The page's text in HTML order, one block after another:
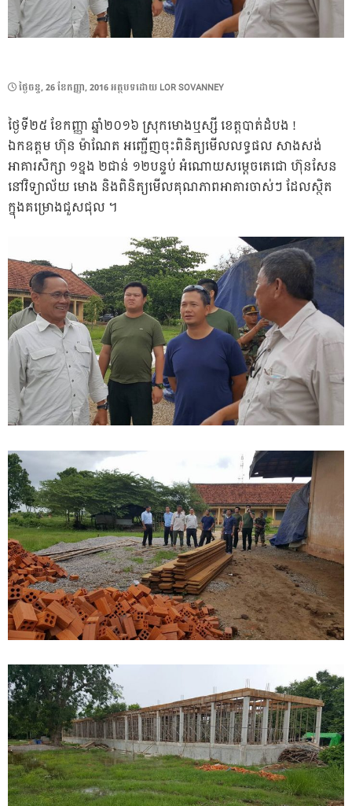
POSTED
ថ្ងៃ​ចន្ទ, 26 ខែ​កញ្ញា, 2016អត្ថបទដោយ LOR SOVANNEY
ថ្ងៃទី២៥ ខែកញ្ញា ឆ្នាំ២០១៦ ស្រុកមោងឬស្សី ខេត្តបាត់ដំបង !
ឯកឧត្តម ហ៊ុន ម៉ាណែត អញ្ជើញចុះពិនិត្យមើលលទ្ធផល សាងសង់
អាគារសិក្សា ១ខ្នង ២ជាន់ ១២បន្ទប់ អំណោយសម្តេចតេជោ ហ៊ុនសែន
នៅវិទ្យាល័យ មោង និងពិនិត្យមើលគុណភាពអាគារចាស់ៗ ដែលស្ថិត
ក្នុងគម្រោងជួសជុល ។